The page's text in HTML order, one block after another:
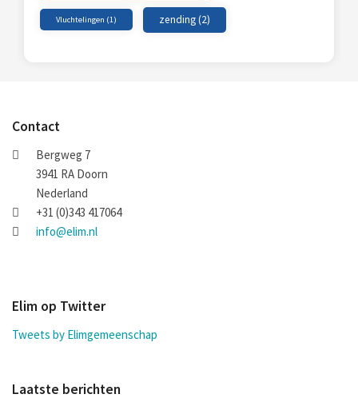
Vluchtelingen (1) zending(2)
Contact
Bergweg 7
3941 RA Doorn
Nederland
+31 (0)343 417064
info@elim.nl
Elim op Twitter
Tweets by Elimgemeenschap
Laatste berichten